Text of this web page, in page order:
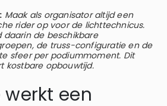
Maak als organisator altijd een
rider op voor de lichttechnicus.
daarin de beschikbare
de truss-configuratie en de
sfeer per podiummoment. Dit
kostbare opbouwtijd.
werkt een